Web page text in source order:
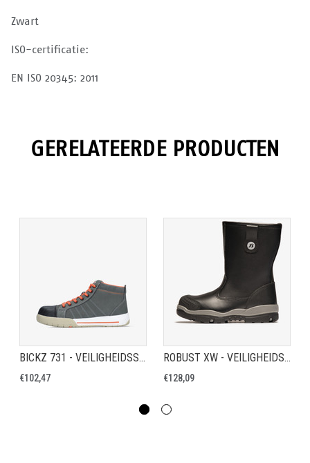
Zwart
ISO-certificatie:
EN ISO 20345: 2011
GERELATEERDE PRODUCTEN
BICKZ 731 - VEILIGHEIDSSCHOEN S3
€102,47
ROBUST XW - VEILIGHEIDSLAARS S3
€128,09